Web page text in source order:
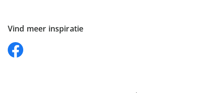
Vind meer inspiratie